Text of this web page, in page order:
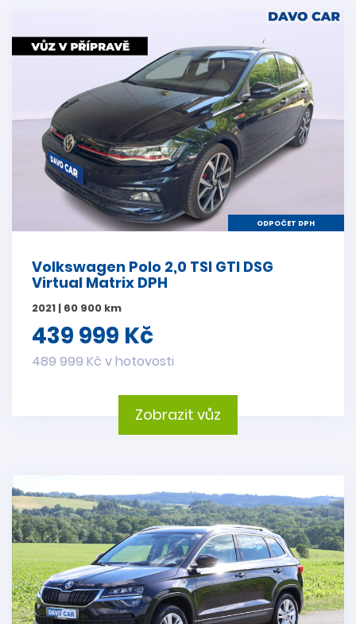
ODPOČET DPH
Volkswagen Polo 2,0 TSI GTI DSG
Virtual Matrix DPH
2021 | 60 900 km
439 999 Kč
489 999 Kč v hotovosti
Zobrazit vůz